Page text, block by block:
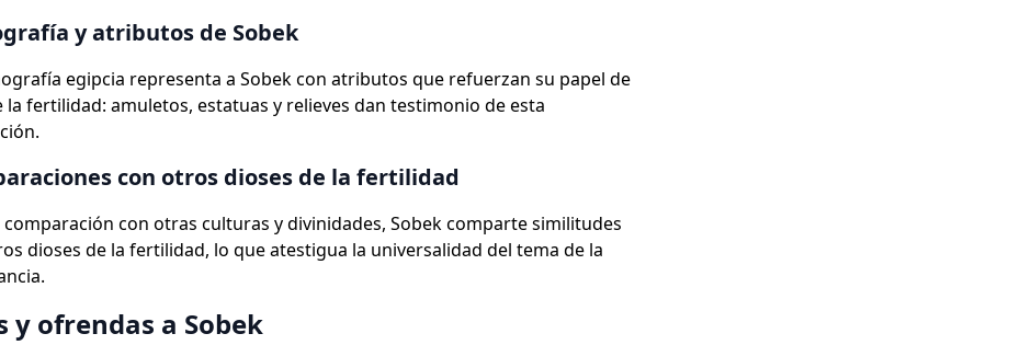
y atributos de Sobek
egipcia representa a Sobek con atributos que refuerzan su papel de
la fertilidad: amuletos, estatuas y relieves dan testimonio de esta
con otros dioses de la fertilidad
comparación con otras culturas y divinidades, Sobek comparte similitudes
dioses de la fertilidad, lo que atestigua la universalidad del tema de la
y ofrendas a Sobek